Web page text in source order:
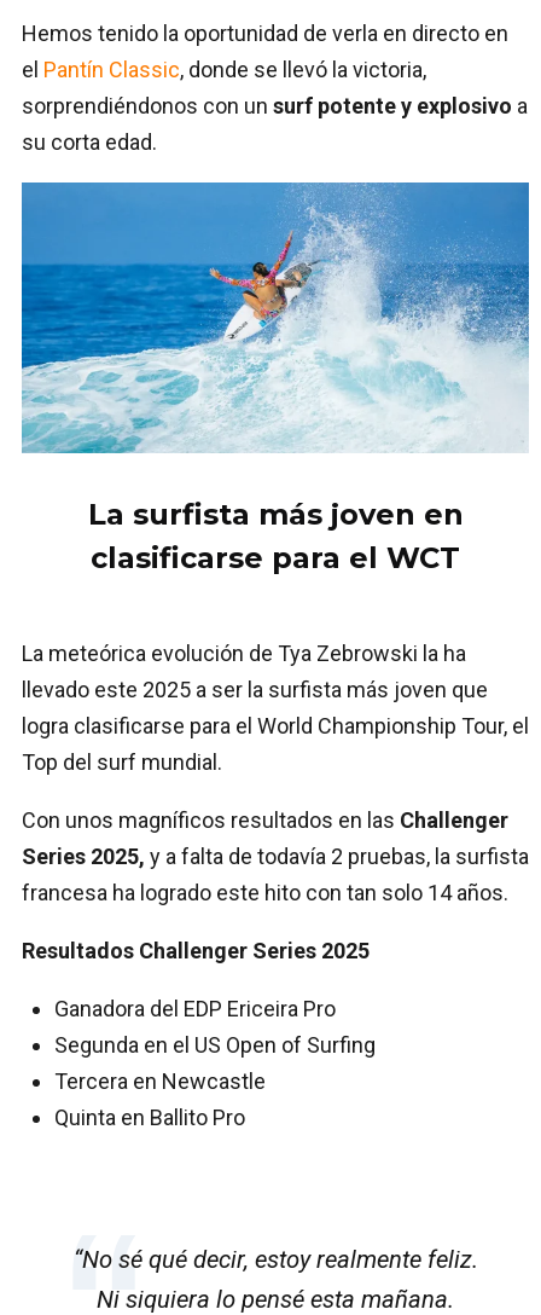
Hemos tenido la oportunidad de verla en directo en
el Pantín Classic, donde se llevó la victoria,
sorprendiéndonos con un surf potente y explosivo a
su corta edad.
La surfista más joven en
clasificarse para el WCT
La meteórica evolución de Tya Zebrowski la ha
llevado este 2025 a ser la surfista más joven que
logra clasificarse para el World Championship Tour, el
Top del surf mundial.
Con unos magníficos resultados en las Challenger
Series 2025, y a falta de todavía 2 pruebas, la surfista
francesa ha logrado este hito con tan solo 14 años.
Resultados Challenger Series 2025
Ganadora del EDP Ericeira Pro
Segunda en el US Open of Surfing
Tercera en Newcastle
Quinta en Ballito Pro
“No sé qué decir, estoy realmente feliz.
Ni siquiera lo pensé esta mañana.